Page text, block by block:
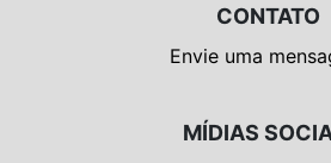
CONTATO
Envie uma
MÍDIAS